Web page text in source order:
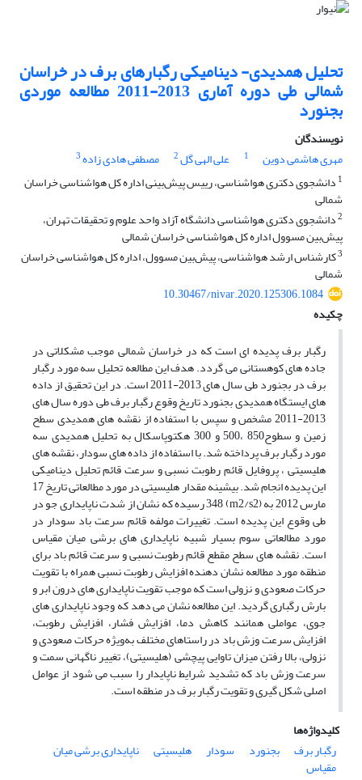
تحلیل همدیدی- دینامیکی رگبارهای برف در خراسان
شمالی طی دوره آماری 2013-2011 مطالعه موردی
بجنورد
نویسندگان
مهری هاشمی دوین
1 علی الهی گل2 مصطفی هادی زاده3
1 دانشجوی دکتری هواشناسی، رییس پیش‌بینی اداره کل هواشناسی خراسان
شمالی
2دانشجوی دکتری هواشناسی دانشگاه آزاد واحد علوم و تحقیقات تهران،
پیش‌بین مسوول اداره کل هواشناسی خراسان شمالی
3کارشناس ارشد هواشناسی، پیش‌بین مسوول، اداره کل هواشناسی خراسان
شمالی
10.30467/nivar.2020.125306.1084
چکیده
رگبار برف پدیده ای است که در خراسان شمالی موجب مشکلاتی در
جاده های کوهستانی می گردد. هدف این مطالعه تحلیل سه مورد رگبار
برف در بجنورد طی سال های 2013-2011 است. در این تحقیق از داده
های ایستگاه همدیدی بجنورد تاریخ وقوع رگبار برف طی دوره سال های
2013-2011 مشخص و سپس با استفاده از نقشه های همدیدی سطح
زمین و سطوح850 ،500 و 300 هکتوپاسکال به تحلیل همدیدی سه
مورد رگبار برف پرداخته شد. با استفاده از داده های سودار، نقشه های
هلیسیتی ، پروفایل قائم رطوبت نسبی و سرعت قائم تحلیل دینامیکی
این پدیده انجام شد. بیشینه مقدار هلیسیتی در مورد مطالعاتی تاریخ 17
مارس 2012 به (m2/s2) 348 رسیده که نشان از شدت ناپایداری جو در
طی وقوع این پدیده است. تغییرات مولفه قائم سرعت باد سودار در
مورد مطالعاتی سوم بسیار شبیه ناپایداری های برشی میان مقیاس
است. نقشه های سطح مقطع قائم رطوبت نسبی و سرعت قائم باد برای
منطقه مورد مطالعه نشان دهنده افزایش رطوبت نسبی همراه با تقویت
حرکات صعودی و نزولی است که موجب تقویت ناپایداری های درون ابر و
بارش رگباری گردید. این مطالعه نشان می دهد که وجود ناپایداری های
جوی، عواملی همانند کاهش دما، افزایش فشار، افزایش رطوبت،
افزایش سرعت وزش باد در راستاهای مختلف به‌ویژه حرکات صعودی و
نزولی، بالا رفتن میزان تاوایی پیچشی (هلیسیتی)، تغییر ناگهانی سمت و
سرعت وزش باد که تشدید شرایط ناپایدار را سبب می شود از عوامل
اصلی شکل گیری و تقویت رگبار برف در منطقه است.
کلیدواژه‌ها
رگبار برف
بجنورد سودار هلیسیتی ناپایداری برشی میان
مقیاس